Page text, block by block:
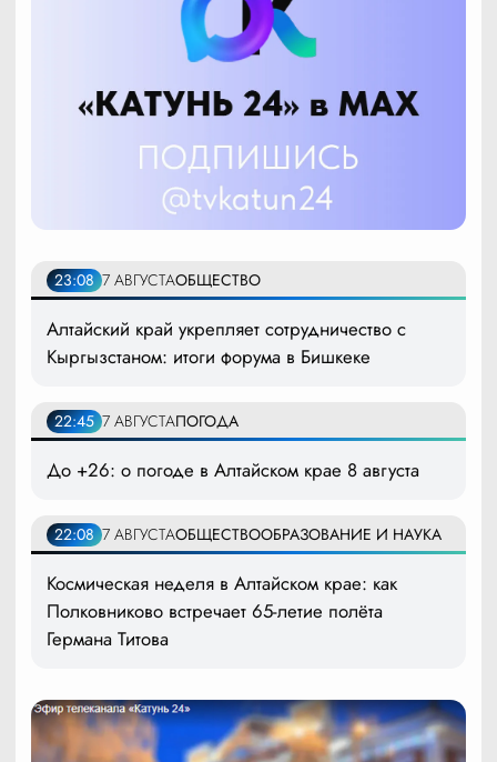
23:08 7 АВГУСТАОБЩЕСТВО
Алтайский край укрепляет сотрудничество с
Кыргызстаном: итоги форума в Бишкеке
22:45 7 АВГУСТАПОГОДА
До +26: о погоде в Алтайском крае 8 августа
22:08 7 АВГУСТАОБЩЕСТВООБРАЗОВАНИЕ И НАУКА
Космическая неделя в Алтайском крае: как
Полковниково встречает 65-летие полёта
Германа Титова